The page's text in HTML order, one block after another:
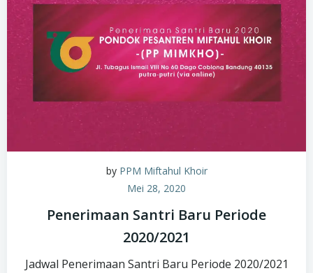
by PPM Miftahul Khoir
Mei 28, 2020
Penerimaan Santri Baru Periode
2020/2021
Jadwal Penerimaan Santri Baru Periode 2020/2021